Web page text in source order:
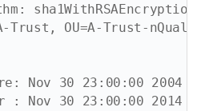
sha1WithRSAEncryption
Trust, OU=A-Trust-nQual-